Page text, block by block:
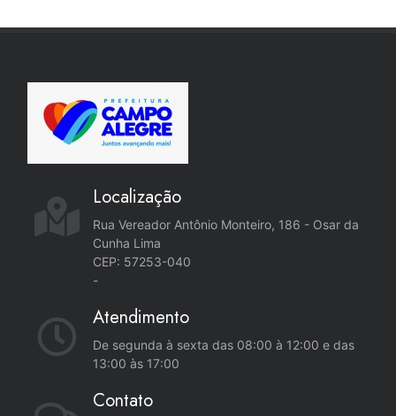
Localização
Rua Vereador Antônio Monteiro, 186 - Osar da
Cunha Lima
CEP: 57253-040
-
Atendimento
De segunda à sexta das 08:00 à 12:00 e das
13:00 às 17:00
Contato